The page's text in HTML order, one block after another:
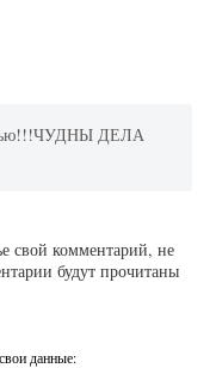
ДЕЛА
свой комментарий, не
будут прочитаны
данные: